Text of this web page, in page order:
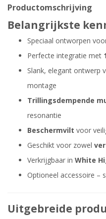
Productomschrijving
Belangrijkste
Speciaal ontworpen
Perfecte integratie met
Slank, elegant ontwerp
montage
Trillingsdempende
resonantie
Beschermvilt voor
Geschikt voor zowel
Verkrijgbaar in White
Optioneel accessoire –
Uitgebreide